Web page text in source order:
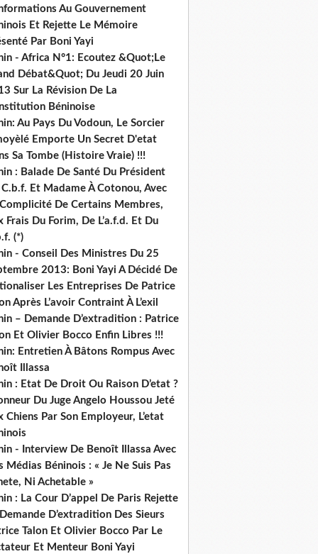
Au Gouvernement
Et Rejette Le Mémoire
Par Boni Yayi
- Africa N°1: Ecoutez &Quot;Le
Débat&Quot; Du Jeudi 20 Juin
Sur La Révision De La
Béninoise
Au Pays Du Vodoun, Le Sorcier
Emporte Un Secret D'etat
Sa Tombe (Histoire Vraie) !!!
: Balade De Santé Du Président
C.b.f. Et Madame À Cotonou, Avec
Complicité De Certains Membres,
Frais Du Forim, De L’a.f.d. Et Du
(*)
- Conseil Des Ministres Du 25
2013: Boni Yayi A Décidé De
Les Entreprises De Patrice
Après L’avoir Contraint À L’exil
– Demande D’extradition : Patrice
Et Olivier Bocco Enfin Libres !!!
Entretien À Bâtons Rompus Avec
Illassa
: Etat De Droit Ou Raison D’etat ?
Du Juge Angelo Houssou Jeté
Chiens Par Son Employeur, L’etat
- Interview De Benoît Illassa Avec
Médias Béninois : « Je Ne Suis Pas
Ni Achetable »
: La Cour D’appel De Paris Rejette
D’extradition Des Sieurs
Talon Et Olivier Bocco Par Le
Et Menteur Boni Yayi